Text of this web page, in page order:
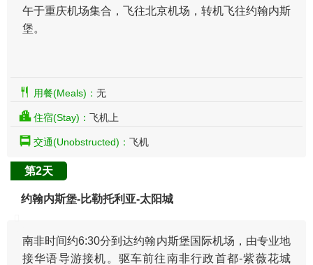
午于重庆机场集合，飞往北京机场，转机飞往约翰内斯
堡。
用餐(Meals)： 无
住宿(Stay)： 飞机上
交通(Unobstructed)： 飞机
第2天
约翰内斯堡-比勒托利亚-太阳城
南非时间约6:30分到达约翰内斯堡国际机场，由专业地
接华语导游接机。驱车前往南非行政首都-紫薇花城